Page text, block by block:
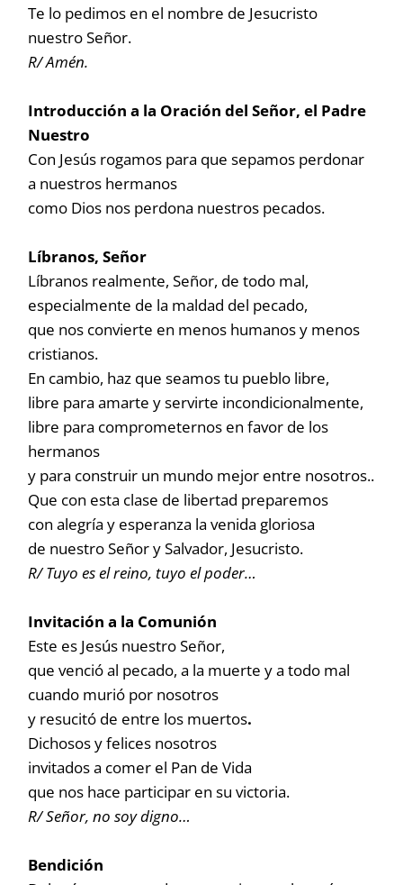
Te lo pedimos en el nombre de Jesucristo
nuestro Señor.
R/ Amén.
Introducción a la Oración del Señor, el Padre
Nuestro
Con Jesús rogamos para que sepamos perdonar
a nuestros hermanos
como Dios nos perdona nuestros pecados.
Líbranos, Señor
Líbranos realmente, Señor, de todo mal,
especialmente de la maldad del pecado,
que nos convierte en menos humanos y menos
cristianos.
En cambio, haz que seamos tu pueblo libre,
libre para amarte y servirte incondicionalmente,
libre para comprometernos en favor de los
hermanos
y para construir un mundo mejor entre nosotros..
Que con esta clase de libertad preparemos
con alegría y esperanza la venida gloriosa
de nuestro Señor y Salvador, Jesucristo.
R/ Tuyo es el reino, tuyo el poder…
Invitación a la Comunión
Este es Jesús nuestro Señor,
que venció al pecado, a la muerte y a todo mal
cuando murió por nosotros
y resucitó de entre los muertos.
Dichosos y felices nosotros
invitados a comer el Pan de Vida
que nos hace participar en su victoria.
R/ Señor, no soy digno…
Bendición